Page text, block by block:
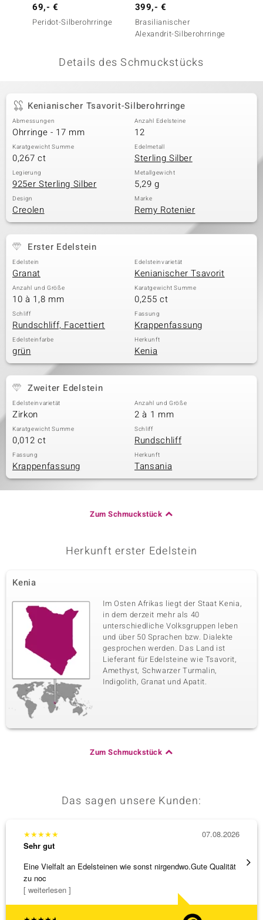
Classics
69,- €
Peridot-Silberohrringe
399,- €
Brasilianischer
Alexandrit-Silberohrringe
Details des Schmuckstücks
Kenianischer Tsavorit-Silberohrringe
Abmessungen
Ohrringe - 17 mm
Anzahl Edelsteine
12
Karatgewicht Summe
0,267 ct
Edelmetall
Sterling Silber
Legierung
925er Sterling Silber
Metallgewicht
5,29 g
Design
Creolen
Marke
Remy Rotenier
Erster Edelstein
Edelstein
Granat
Edelsteinvarietät
Kenianischer Tsavorit
Anzahl und Größe
10 à 1,8 mm
Karatgewicht Summe
0,255 ct
Schliff
Rundschliff, Facettiert
Fassung
Krappenfassung
Edelsteinfarbe
grün
Herkunft
Kenia
Zweiter Edelstein
Edelsteinvarietät
Zirkon
Anzahl und Größe
2 à 1 mm
Karatgewicht Summe
0,012 ct
Schliff
Rundschliff
Fassung
Krappenfassung
Herkunft
Tansania
Zum Schmuckstück
Herkunft erster Edelstein
Kenia
Im Osten Afrikas liegt der Staat Kenia,
in dem derzeit mehr als 40
unterschiedliche Volksgruppen leben
und über 50 Sprachen bzw. Dialekte
gesprochen werden. Das Land ist
Lieferant für Edelsteine wie Tsavorit,
Amethyst, Schwarzer Turmalin,
Indigolith, Granat und Apatit.
Zum Schmuckstück
Das sagen unsere Kunden:
★★★★★
Sehr gut
Eine Vielfalt an Edelsteinen wie sonst nirgendwo.Gute Qualität
zu noc
[ weiterlesen ]
07.08.2026